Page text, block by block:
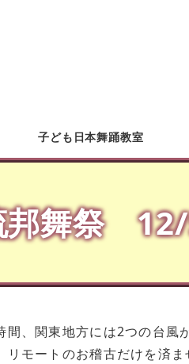
子ども日本舞踊教室
邦舞祭
、関東地方には2つの台風
モートのお稽古だけを済ま